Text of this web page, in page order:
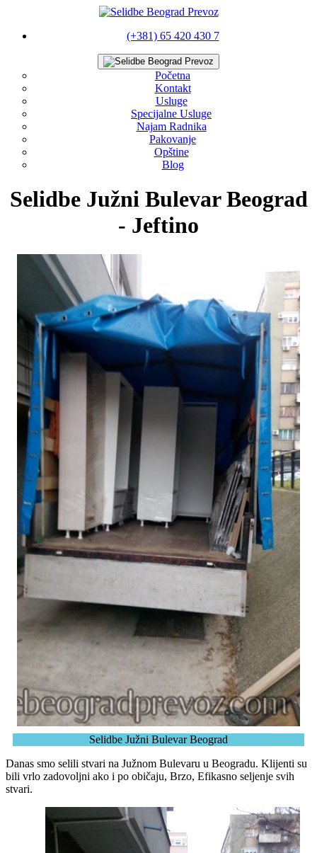
(+381) 65 420 430 7
Početna
Kontakt
Usluge
Specijalne Usluge
Najam Radnika
Pakovanje
Opštine
Blog
Selidbe Južni Bulevar Beograd
- Jeftino
Selidbe Južni Bulevar Beograd
Danas smo selili stvari na Južnom Bulevaru u Beogradu. Klijenti su
bili vrlo zadovoljni ako i po običaju, Brzo, Efikasno seljenje svih
stvari.